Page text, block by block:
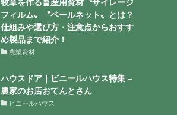
牧草を作る畜産用資材〝サイレージ
フィルム〟〝ベールネット〟とは？
仕組みや選び方・注意点からおすす
め製品まで紹介！
農業資材
ハウスドア｜ビニールハウス特集 –
農家のお店おてんとさん
ビニールハウス